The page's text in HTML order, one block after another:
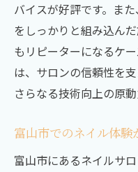
バイスが好評です。ま
をしっかりと組み込ん
もリピーターになるケ
は、サロンの信頼性を
さらなる技術向上の原動
富山市でのネイル体験
富山市にあるネイルサ